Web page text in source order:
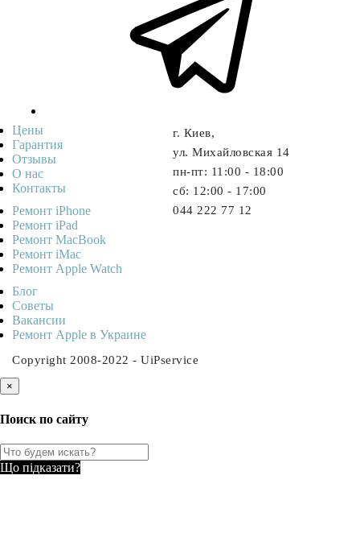
г. Киев,
ул. Михайловская 14
пн-пт: 11:00 - 18:00
cб: 12:00 - 17:00
044 222 77 12
Цены
Гарантия
Отзывы
О нас
Контакты
Ремонт iPhone
Ремонт iPad
Ремонт MacBook
Ремонт iMac
Ремонт Apple Watch
Блог
Советы
Ваканcии
Ремонт Apple в Украине
Copyright 2008-2022 - UiPservice
×
Поиск по сайту
Що підказати?